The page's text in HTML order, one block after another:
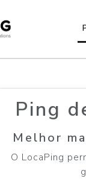
Ping
Melhor
O LocaPing